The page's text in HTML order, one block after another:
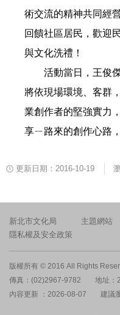
術交流的精神共同經
回饋社區居民，歡迎
與文化洗禮！
活動當日，王俊傑
將依現場環境、客群
業創作者的堅強實力
享ㄧ路來的創作心路
更新日期：2016-10-19
新北市文化局 主題網站
隱私權及安全政策
版權所有 © 2016 All Rights
傳真：(02)2967-9782
地址：
內容更新 ：2026-08-07
建議